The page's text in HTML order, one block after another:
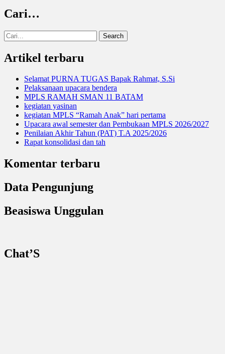
Cari…
Search
for:
Artikel terbaru
Selamat PURNA TUGAS Bapak Rahmat, S.Si
Pelaksanaan upacara bendera
MPLS RAMAH SMAN 11 BATAM
kegiatan yasinan
kegiatan MPLS “Ramah Anak” hari pertama
Upacara awal semester dan Pembukaan MPLS 2026/2027
Penilaian Akhir Tahun (PAT) T.A 2025/2026
Rapat konsolidasi dan tah
Komentar terbaru
Data Pengunjung
Beasiswa Unggulan
Chat’S